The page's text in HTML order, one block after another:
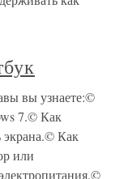
вы узнаете:©
7.© Как
экрана.© Как
или